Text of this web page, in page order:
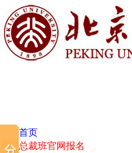
官网首页
北大总裁班官网报名